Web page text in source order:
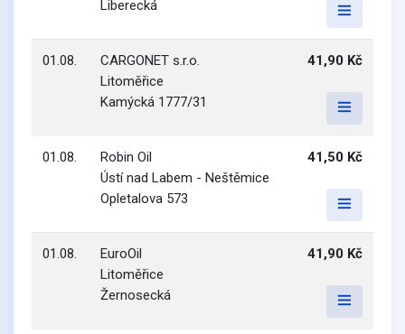
Liberecká
01.08.
CARGONET s.r.o.
Litoměřice
Kamýcká 1777/31
41,90 Kč
01.08.
Robin Oil
Ústí nad Labem - Neštěmice
Opletalova 573
41,50 Kč
01.08.
EuroOil
Litoměřice
Žernosecká
41,90 Kč